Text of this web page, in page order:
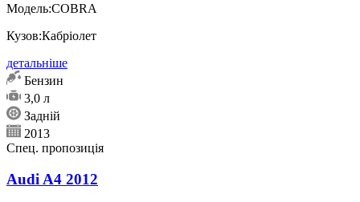
Модель:COBRA
Кузов:Кабріолет
детальніше
Бензин
3,0 л
Задній
2013
Спец. пропозиція
Audi A4 2012